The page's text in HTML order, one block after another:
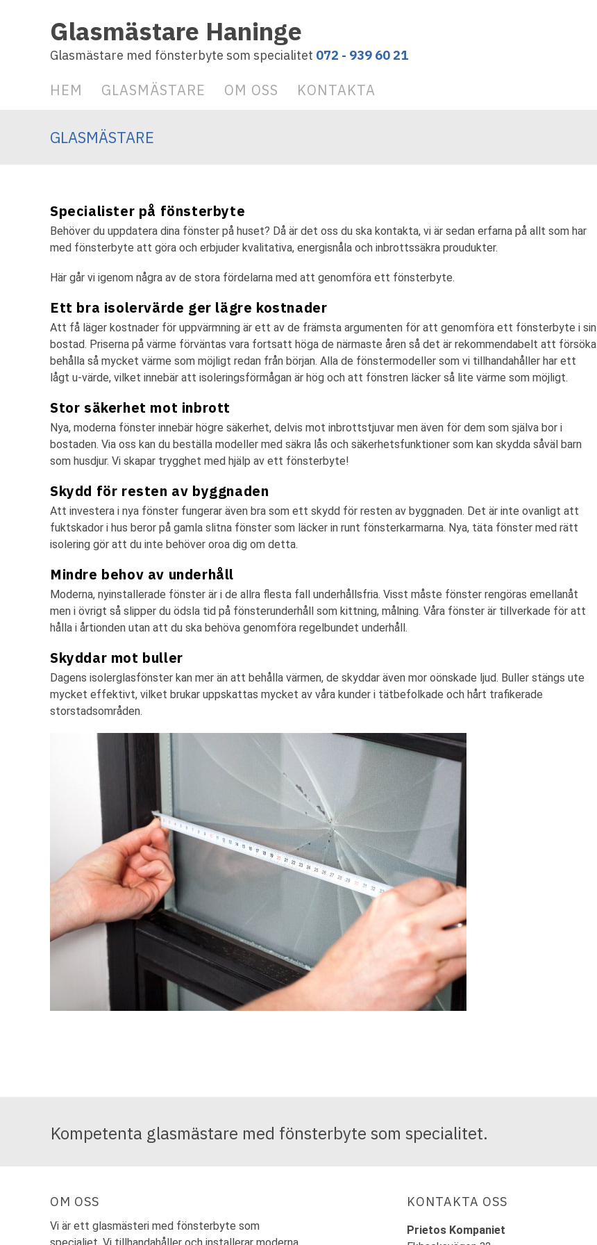
Glasmästare Haninge
Glasmästare med fönsterbyte som specialitet 072 - 939 60 21
HEM GLASMÄSTARE OM OSS KONTAKTA
GLASMÄSTARE
Specialister på fönsterbyte
Behöver du uppdatera dina fönster på huset? Då är det oss du ska kontakta, vi är sedan erfarna på allt som har
med fönsterbyte att göra och erbjuder kvalitativa, energisnåla och inbrottssäkra proudukter.
Här går vi igenom några av de stora fördelarna med att genomföra ett fönsterbyte.
Ett bra isolervärde ger lägre kostnader
Att få läger kostnader för uppvärmning är ett av de främsta argumenten för att genomföra ett fönsterbyte i sin
bostad. Priserna på värme förväntas vara fortsatt höga de närmaste åren så det är rekommendabelt att försöka
behålla så mycket värme som möjligt redan från början. Alla de fönstermodeller som vi tillhandahåller har ett
lågt u-värde, vilket innebär att isoleringsförmågan är hög och att fönstren läcker så lite värme som möjligt.
Stor säkerhet mot inbrott
Nya, moderna fönster innebär högre säkerhet, delvis mot inbrottstjuvar men även för dem som själva bor i
bostaden. Via oss kan du beställa modeller med säkra lås och säkerhetsfunktioner som kan skydda såväl barn
som husdjur. Vi skapar trygghet med hjälp av ett fönsterbyte!
Skydd för resten av byggnaden
Att investera i nya fönster fungerar även bra som ett skydd för resten av byggnaden. Det är inte ovanligt att
fuktskador i hus beror på gamla slitna fönster som läcker in runt fönsterkarmarna. Nya, täta fönster med rätt
isolering gör att du inte behöver oroa dig om detta.
Mindre behov av underhåll
Moderna, nyinstallerade fönster är i de allra flesta fall underhållsfria. Visst måste fönster rengöras emellanåt
men i övrigt så slipper du ödsla tid på fönsterunderhåll som kittning, målning. Våra fönster är tillverkade för att
hålla i årtionden utan att du ska behöva genomföra regelbundet underhåll.
Skyddar mot buller
Dagens isolerglasfönster kan mer än att behålla värmen, de skyddar även mor oönskade ljud. Buller stängs ute
mycket effektivt, vilket brukar uppskattas mycket av våra kunder i tätbefolkade och hårt trafikerade
storstadsområden.
Kompetenta glasmästare med fönsterbyte som specialitet.
OM OSS
Vi är ett glasmästeri med fönsterbyte som
KONTAKTA OSS
Prietos Kompaniet